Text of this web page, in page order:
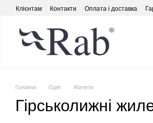
Перейти до основного контенту
Клієнтам Контакти Оплата і доставка
Головна Одяг Жилети
Гірськолижні